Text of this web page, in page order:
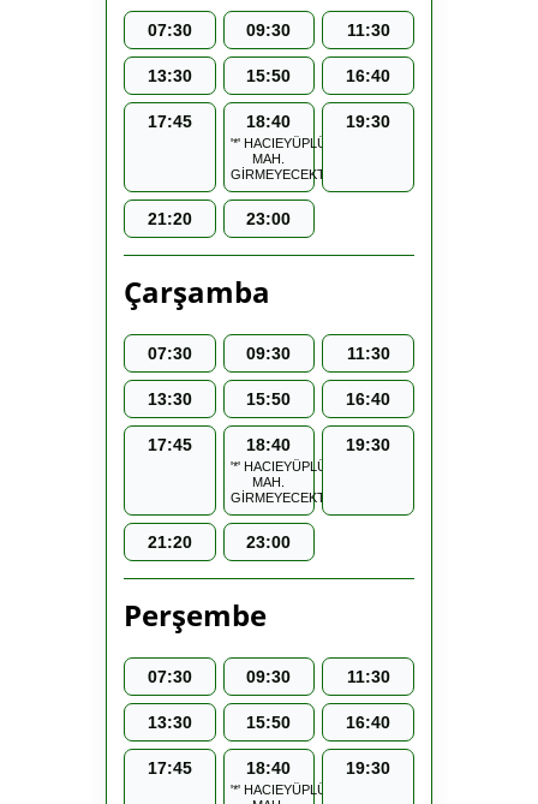
07:30 09:30 11:30
13:30 15:50 16:40
17:45 18:40
'*' HACIEYÜPLÜ
MAH.
GİRMEYECEKTİR.
19:30
21:20 23:00
Çarşamba
07:30 09:30 11:30
13:30 15:50 16:40
17:45 18:40
'*' HACIEYÜPLÜ
MAH.
GİRMEYECEKTİR.
19:30
21:20 23:00
Perşembe
07:30 09:30 11:30
13:30 15:50 16:40
17:45 18:40
'*' HACIEYÜPLÜ
19:30